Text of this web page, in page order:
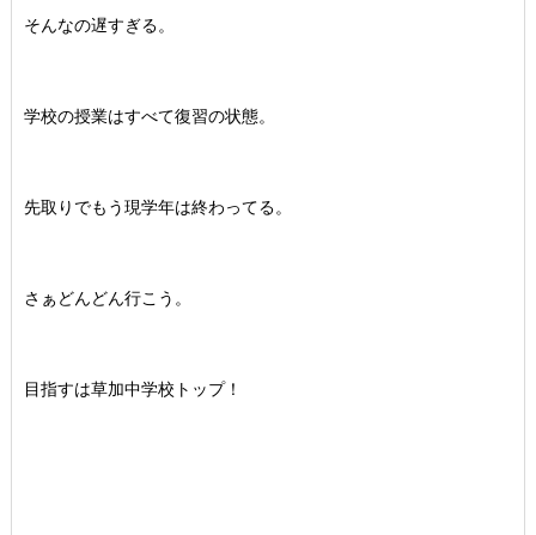
そんなの遅すぎる。
学校の授業はすべて復習の状態。
先取りでもう現学年は終わってる。
さぁどんどん行こう。
目指すは草加中学校トップ！